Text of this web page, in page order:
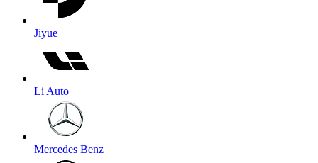
Jiyue
Li Auto
Mercedes Benz